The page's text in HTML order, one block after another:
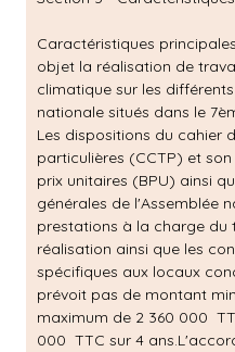
Caractéristiques
objet la réalisation de
climatique sur les
nationale situés dans le
Les dispositions du cahier
particulières (CCTP) et
prix unitaires (BPU) ainsi
générales de l'Assemblée
prestations à la charge du
réalisation ainsi que les
spécifiques aux locaux
prévoit pas de montant
maximum de 2 360 000 
000  TTC sur 4